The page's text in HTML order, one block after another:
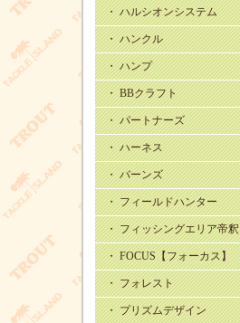
・ ハルシオンシステム
・ ハンクル
・ ハンプ
・ BBクラフト
・ パートナーズ
・ ハーネス
・ バーンズ
・ フィールドハンター
・ フィッシングエリア帝釈
・ FOCUS【フォーカス】
・ フォレスト
・ プリズムデザイン